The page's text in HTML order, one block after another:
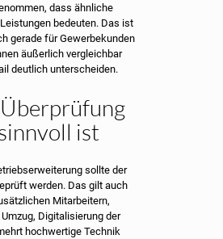
dass ähnliche
bedeuten. Das ist
gerade für Gewerbekunden
äußerlich vergleichbar
deutlich unterscheiden.
ist
sollte der
werden. Das gilt auch
Mitarbeitern,
Digitalisierung der
hochwertige Technik